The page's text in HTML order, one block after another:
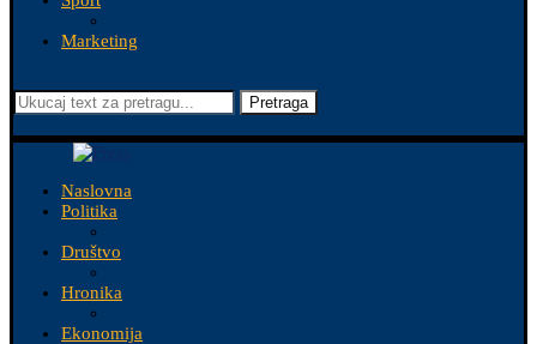
Marketing
Pretraga
Naslovna
Politika
Društvo
Hronika
Ekonomija